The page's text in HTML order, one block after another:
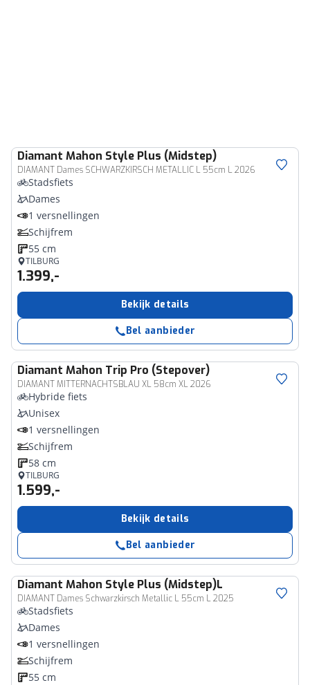
Diamant Mahon Style Plus (Midstep)
DIAMANT Dames SCHWARZKIRSCH METALLIC L 55cm L 2026
Stadsfiets
Dames
1 versnellingen
Schijfrem
55 cm
TILBURG
1.399,-
Bekijk details
Bel aanbieder
Diamant Mahon Trip Pro (Stepover)
DIAMANT MITTERNACHTSBLAU XL 58cm XL 2026
Hybride fiets
Unisex
1 versnellingen
Schijfrem
58 cm
TILBURG
1.599,-
Bekijk details
Bel aanbieder
Diamant Mahon Style Plus (Midstep)L
DIAMANT Dames Schwarzkirsch Metallic L 55cm L 2025
Stadsfiets
Dames
1 versnellingen
Schijfrem
55 cm